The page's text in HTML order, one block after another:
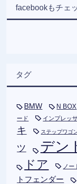
facebookもチェ
タグ
BMW N BOX
ード
インプレッ
キ
ステップワゴ
ツ
デン
ドア
ノー
トフェンダー